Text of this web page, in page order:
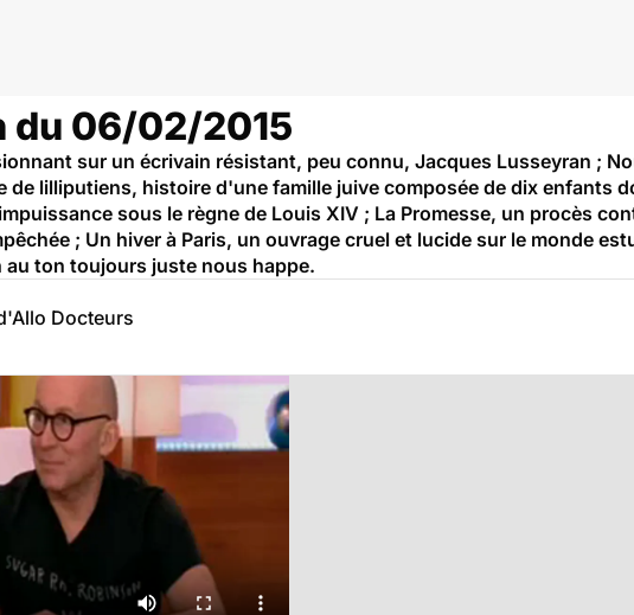
du 06/02/2015
sur un écrivain résistant, peu connu, Jacques Lusseyran ;
de lilliputiens, histoire d'une famille juive composée de dix enfants
sous le règne de Louis XIV ; La Promesse, un procès
; Un hiver à Paris, un ouvrage cruel et lucide sur le monde
au ton toujours juste nous happe.
Docteurs